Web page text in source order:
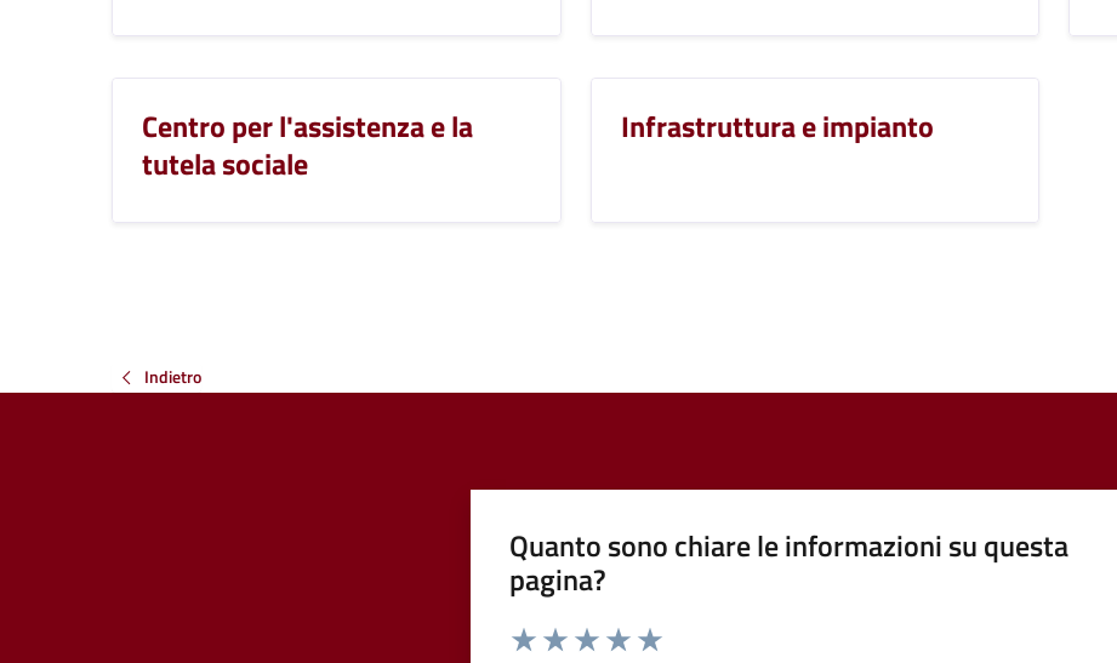
Centro per l'assistenza e la
tutela sociale
Infrastruttura e impianto
Indietro
Quanto sono chiare le informazioni su questa
pagina?
Valuta da 1 a 5 stelle la pagina